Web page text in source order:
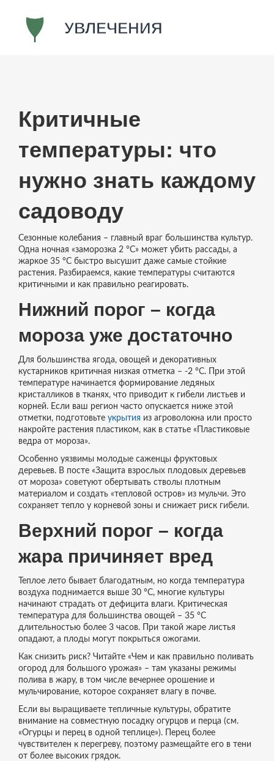
Критичные
температуры: что
нужно знать каждому
садоводу
Сезонные колебания – главный враг большинства культур.
Одна ночная «заморозка 2 °C» может убить рассады, а
жаркое 35 °C быстро высушит даже самые стойкие
растения. Разбираемся, какие температуры считаются
критичными и как правильно реагировать.
Нижний порог – когда
мороза уже достаточно
Для большинства ягода, овощей и декоративных
кустарников критичная низкая отметка – -2 °C. При этой
температуре начинается формирование ледяных
кристалликов в тканях, что приводит к гибели листьев и
корней. Если ваш регион часто опускается ниже этой
отметки, подготовьте укрытия из агроволокна или просто
накройте растения пластиком, как в статье «Пластиковые
ведра от мороза».
Особенно уязвимы молодые саженцы фруктовых
деревьев. В посте «Защита взрослых плодовых деревьев
от мороза» советуют обертывать стволы плотным
материалом и создать «тепловой остров» из мульчи. Это
сохраняет тепло у корневой зоны и снижает риск гибели.
Верхний порог – когда
жара причиняет вред
Теплое лето бывает благодатным, но когда температура
воздуха поднимается выше 30 °C, многие культуры
начинают страдать от дефицита влаги. Критическая
температура для большинства овощей – 35 °C
длительностью более 3 часов. При такой жаре листья
опадают, а плоды могут покрыться ожогами.
Как снизить риск? Читайте «Чем и как правильно поливать
огород для большого урожая» – там указаны режимы
полива в жару, в том числе вечернее орошение и
мульчирование, которое сохраняет влагу в почве.
Если вы выращиваете тепличные культуры, обратите
внимание на совместную посадку огурцов и перца (см.
«Огурцы и перец в одной теплице»). Перец более
чувствителен к перегреву, поэтому размещайте его в тени
от более высоких грядок.